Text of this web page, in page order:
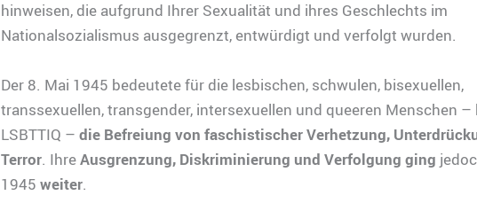
hinweisen, die aufgrund Ihrer Sexualität und ihres Geschlechts im
Nationalsozialismus ausgegrenzt, entwürdigt und verfolgt wurden.
Der 8. Mai 1945 bedeutete für die lesbischen, schwulen, bisexuellen,
transsexuellen, transgender, intersexuellen und queeren Menschen –
LSBTTIQ – die Befreiung von faschistischer Verhetzung,
Terror. IhreAusgrenzung, Diskriminierung und Verfolgung ging
1945 weiter.